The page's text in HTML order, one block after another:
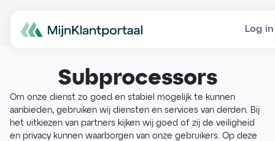
Log in
Subprocessors
Om onze dienst zo goed en stabiel mogelijk te kunnen
aanbieden, gebruiken wij diensten en services van derden. Bij
het uitkiezen van partners kijken wij goed of zij de veiligheid
en privacy kunnen waarborgen van onze gebruikers. Op deze